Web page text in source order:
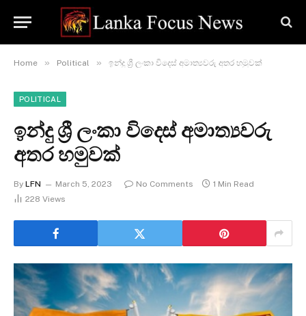
Home » Political » ඉන්දු ශ්‍රී ලංකා විදෙස් අමාත්‍යවරු අතර හමුවක්
POLITICAL
ඉන්දු ශ්‍රී ලංකා විදෙස් අමාත්‍යවරු
අතර හමුවක්
By LFN March 5, 2023 No Comments
1 Min Read
228 Views